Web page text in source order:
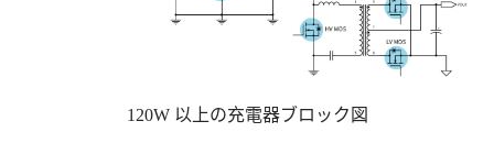
120W 以上の充電器ブロック図